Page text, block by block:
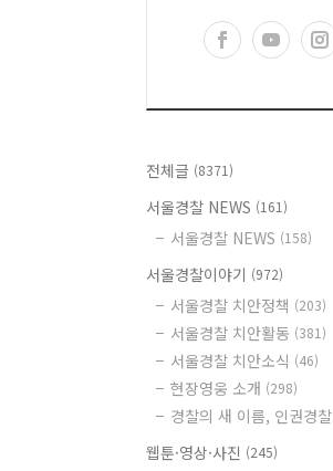
전체글 (8371)
서울경찰 NEWS (161)
서울경찰 NEWS (158)
서울경찰이야기 (972)
서울경찰 치안정책 (203)
서울경찰 치안활동 (381)
서울경찰 치안소식 (46)
현장영웅 소개 (298)
경찰의 새 이름, 인권경찰
웹툰·영상·사진 (245)